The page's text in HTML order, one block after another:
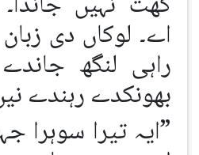
اے۔ لوکاں دی
راہی لنگھ
بھونکدے رہندے
”ایہ تیرا سوہرا